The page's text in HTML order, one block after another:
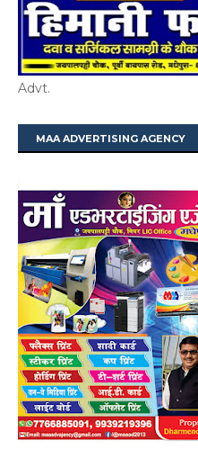
Advt.
MAA ADVERTISING AGENCY